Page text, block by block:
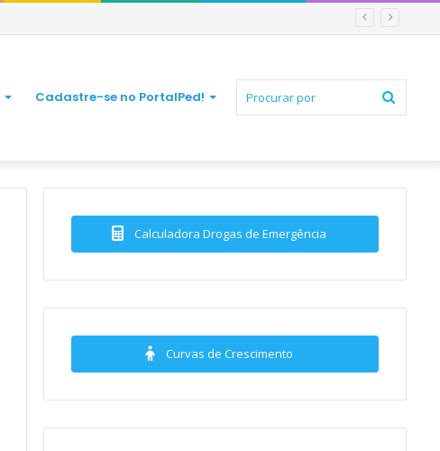
Cadastre-se no PortalPed!
Calculadora Drogas de Emergência
Curvas de Crescimento